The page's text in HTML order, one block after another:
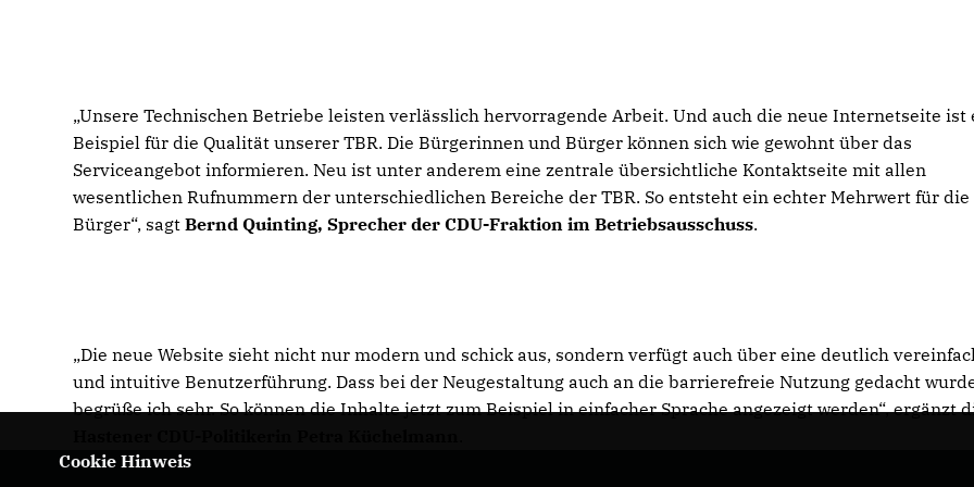
Unsere Technischen Betriebe leisten verlässlich hervorragende Arbeit. Und auch die neue Internetseite ist
Beispiel für die Qualität unserer TBR. Die Bürgerinnen und Bürger können sich wie gewohnt über das
Serviceangebot informieren. Neu ist unter anderem eine zentrale übersichtliche Kontaktseite mit allen
wesentlichen Rufnummern der unterschiedlichen Bereiche der TBR. So entsteht ein echter Mehrwert für die
Bürger“, sagtBernd Quinting, Sprecher der CDU-Fraktion im Betriebsausschuss.
Die neue Website sieht nicht nur modern und schick aus, sondern verfügt auch über eine deutlich
und intuitive Benutzerführung. Dass bei der Neugestaltung auch an die barrierefreie Nutzung gedacht
begrüße ich sehr. So können die Inhalte jetzt zum Beispiel in einfacher Sprache angezeigt werden“, ergänzt
Cookie Hinweis